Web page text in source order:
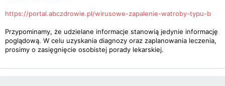
https://portal.abczdrowie.pl/wirusowe-zapalenie-watroby-typu-b
Przypominamy, że udzielane informacje stanowią jedynie informację
poglądową. W celu uzyskania diagnozy oraz zaplanowania leczenia,
prosimy o zasięgnięcie osobistej porady lekarskiej.